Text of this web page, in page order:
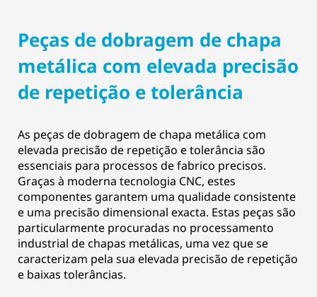
Peças de dobragem de chapa
metálica com elevada precisão
de repetição e tolerância
As peças de dobragem de chapa metálica com
elevada precisão de repetição e tolerância são
essenciais para processos de fabrico precisos.
Graças à moderna tecnologia CNC, estes
componentes garantem uma qualidade consistente
e uma precisão dimensional exacta. Estas peças são
particularmente procuradas no processamento
industrial de chapas metálicas, uma vez que se
caracterizam pela sua elevada precisão de repetição
e baixas tolerâncias.